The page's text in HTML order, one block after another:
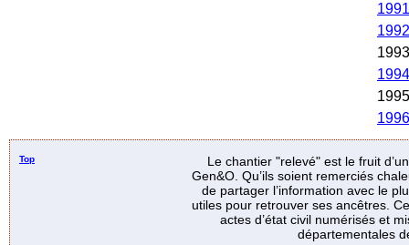
1991
1992
1993
1994
1995
1996
Top
Le chantier "relevé" est le fruit
Gen&O. Qu’ils soient remerciés
de partager l’information avec le
utiles pour retrouver ses ancêtres.
actes d’état civil numérisés et
départementales